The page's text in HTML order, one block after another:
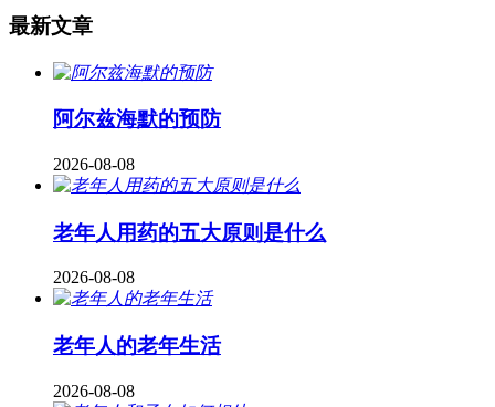
最新文章
阿尔兹海默的预防
2026-08-08
老年人用药的五大原则是什么
2026-08-08
老年人的老年生活
2026-08-08